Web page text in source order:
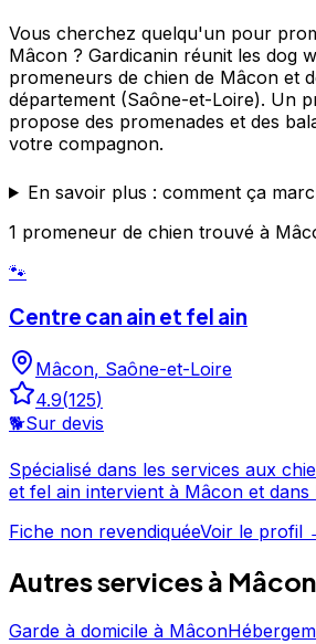
Vous cherchez quelqu'un pour
Mâcon ? Gardicanin réunit les dog
promeneurs de chien de Mâcon et
département (Saône-et-Loire). Un
propose des promenades et des
votre compagnon.
En savoir plus : comment ça
1 promeneur de chien trouvé à
🐾
Centre can ain et fel ain
Mâcon, Saône-et-Loire
4.9(125)
🐕Sur devis
Spécialisé dans les services aux
et fel ain intervient à Mâcon et
fel ain est un choix de confiance
organiser la garde de votre chien. Centre can ain et fel
Noté 4.9/5 ⭐⭐⭐⭐⭐ sur Google
Fiche non revendiquéeVoir le profil
Autres services à Mâcon
Garde à domicile à Mâcon